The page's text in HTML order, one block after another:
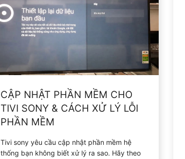
CẬP NHẬT PHẦN MỀM CHO
TIVI SONY & CÁCH XỬ LÝ LỖI
PHẦN MỀM
Tivi sony yêu cầu cập nhật phần mềm hệ
thống bạn không biết xử lý ra sao. Hãy theo